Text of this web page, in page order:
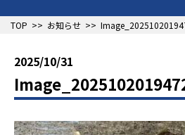
TOP >> お知らせ >>
2025/10/31